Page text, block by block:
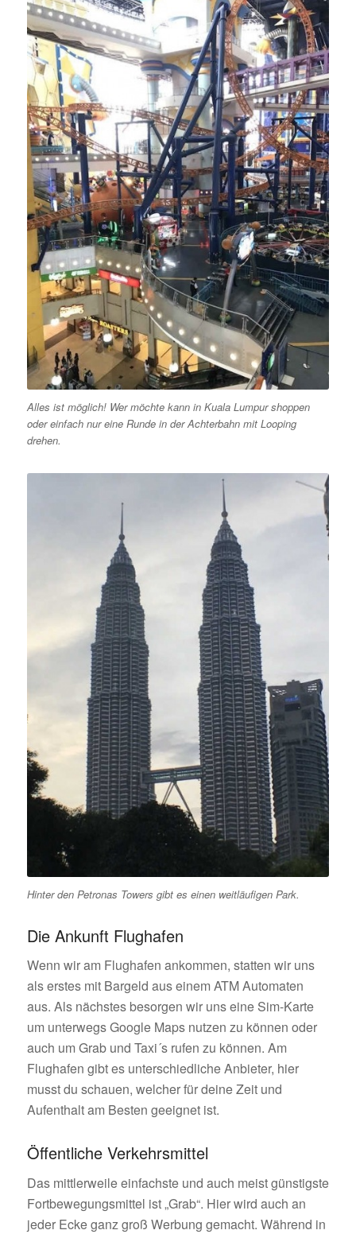
Alles ist möglich! Wer möchte kann in Kuala Lumpur shoppen
oder einfach nur eine Runde in der Achterbahn mit Looping
drehen.
Hinter den Petronas Towers gibt es einen weitläufigen Park.
Die Ankunft Flughafen
Wenn wir am Flughafen ankommen, statten wir uns
als erstes mit Bargeld aus einem ATM Automaten
aus. Als nächstes besorgen wir uns eine Sim-Karte
um unterwegs Google Maps nutzen zu können oder
auch um Grab und Taxi´s rufen zu können. Am
Flughafen gibt es unterschiedliche Anbieter, hier
musst du schauen, welcher für deine Zeit und
Aufenthalt am Besten geeignet ist.
Öffentliche Verkehrsmittel
Das mittlerweile einfachste und auch meist günstigste
Fortbewegungsmittel ist „Grab“. Hier wird auch an
jeder Ecke ganz groß Werbung gemacht. Während in